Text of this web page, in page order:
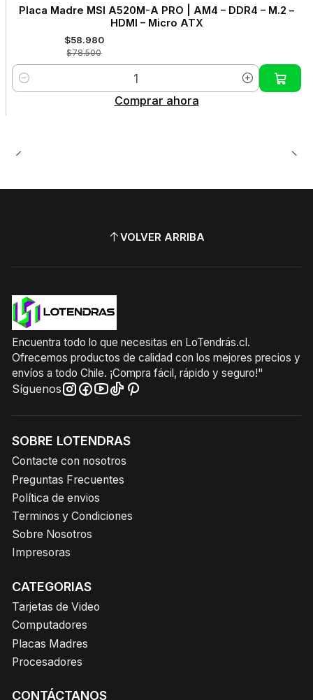
-25%
OFF
Placa Madre MSI A520M-A PRO | AM4 – DDR4 – M.2 –
HDMI – Micro ATX
$58.980
$78.500
Cantidad
Comprar ahora
VOLVER ARRIBA
Encuentra todo lo que necesitas en LoTendrás.cl.
Ofrecemos productos de calidad con los mejores precios y
envíos a todo Chile. ¡Compra fácil, rápido y seguro!"
Síguenos
SOBRE LOTENDRAS
Contacte con nosotros
Preguntas Frecuentes
Política de envios
Terminos y Condiciones
Sobre Nosotros
Impresoras
CATEGORIAS
Tarjetas de Video
Computadores
Placas Madres
Procesadores
CONTÁCTANOS